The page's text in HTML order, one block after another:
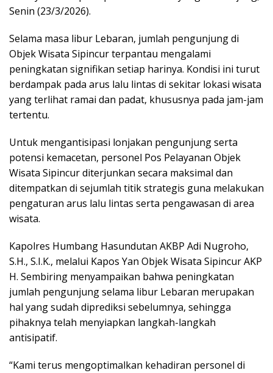
Senin (23/3/2026).
Selama masa libur Lebaran, jumlah pengunjung di
Objek Wisata Sipincur terpantau mengalami
peningkatan signifikan setiap harinya. Kondisi ini turut
berdampak pada arus lalu lintas di sekitar lokasi wisata
yang terlihat ramai dan padat, khususnya pada jam-jam
tertentu.
Untuk mengantisipasi lonjakan pengunjung serta
potensi kemacetan, personel Pos Pelayanan Objek
Wisata Sipincur diterjunkan secara maksimal dan
ditempatkan di sejumlah titik strategis guna melakukan
pengaturan arus lalu lintas serta pengawasan di area
wisata.
Kapolres Humbang Hasundutan AKBP Adi Nugroho,
S.H., S.I.K., melalui Kapos Yan Objek Wisata Sipincur AKP
H. Sembiring menyampaikan bahwa peningkatan
jumlah pengunjung selama libur Lebaran merupakan
hal yang sudah diprediksi sebelumnya, sehingga
pihaknya telah menyiapkan langkah-langkah
antisipatif.
“Kami terus mengoptimalkan kehadiran personel di